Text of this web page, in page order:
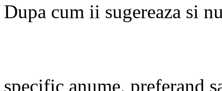
Dupa cum ii sugereaza si
specific anume, preferand